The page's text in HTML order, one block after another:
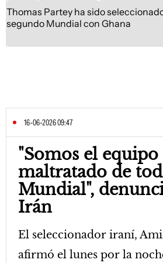
Thomas Partey ha sido
segundo Mundial con Ghana
16-06-2026 09:47
"Somos el equipo
maltratado de
Mundial",
Irán
El seleccionador iraní,
afirmó el lunes por la